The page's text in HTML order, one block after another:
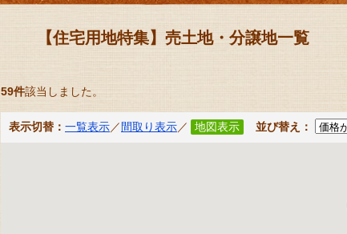
【住宅用地特集】売土地・分譲地一覧
59件該当しました。
表示切替： 一覧表示／ 間取り表示／ 地図表示 並び替え：